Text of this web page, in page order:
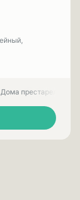
Дома престарелых